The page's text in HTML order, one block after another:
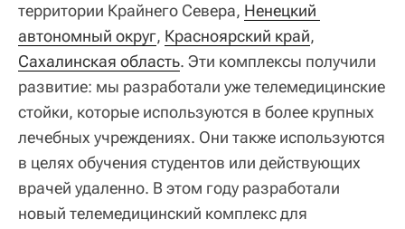
территории Крайнего Севера, Ненецкий
автономный округ, Красноярский край,
Сахалинская область. Эти комплексы получили
развитие: мы разработали уже телемедицинские
стойки, которые используются в более крупных
лечебных учреждениях. Они также используются
в целях обучения студентов или действующих
врачей удаленно. В этом году разработали
новый телемедицинский комплекс для